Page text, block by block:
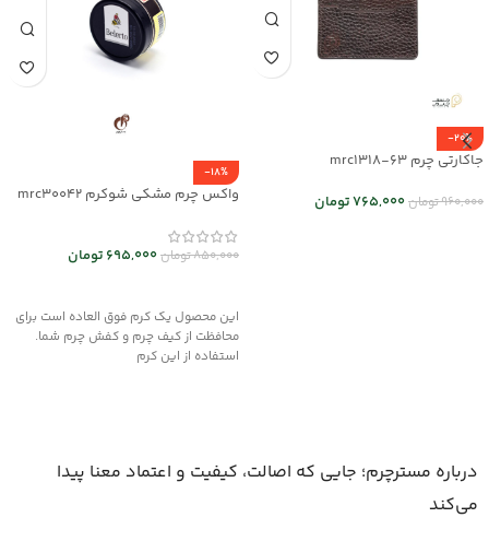
-20%
جاکارتی چرم mrc1318-63
960,000تومان765,000تومان
-18%
واکس چرم مشکی شوکرم mrc30042
850,000تومان695,000 تومان
این محصول یک کرم فوق العاده است برای
محافظت از کیف چرم و کفش چرم شما.
استفاده از این کرم
درباره مسترچرم؛ جایی که اصالت، کیفیت و اعتماد معنا پیدا
می‌کند